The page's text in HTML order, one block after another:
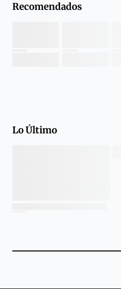
Recomendados
Lo Último